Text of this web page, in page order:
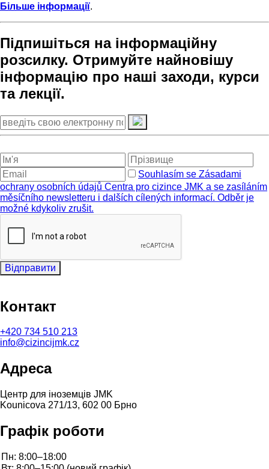
Більше інформації.
Підпишіться на інформаційну
розсилку. Отримуйте найновішу
інформацію про наші заходи, курси
та лекції.
Souhlasím se Zásadami
ochrany osobních údajů Centra pro cizince JMK a se zasíláním
měsíčního newsletteru i dalších cílených informací. Odběr je
možné kdykoliv zrušit.
Відправити
Контакт
+420 734 510 213
info@cizincijmk.cz
Адреса
Центр для іноземців JMK
Kounicova 271/13, 602 00 Брно
Графік роботи